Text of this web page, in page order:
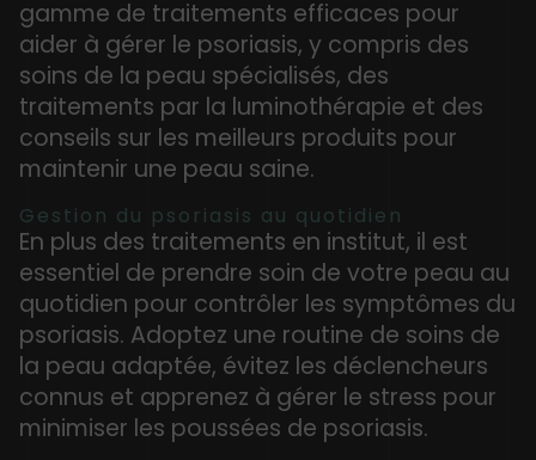
gamme de traitements efficaces pour
aider à gérer le psoriasis, y compris des
soins de la peau spécialisés, des
traitements par la luminothérapie et des
conseils sur les meilleurs produits pour
maintenir une peau saine.
Gestion du psoriasis au quotidien
En plus des traitements en institut, il est
essentiel de prendre soin de votre peau au
quotidien pour contrôler les symptômes du
psoriasis. Adoptez une routine de soins de
la peau adaptée, évitez les déclencheurs
connus et apprenez à gérer le stress pour
minimiser les poussées de psoriasis.